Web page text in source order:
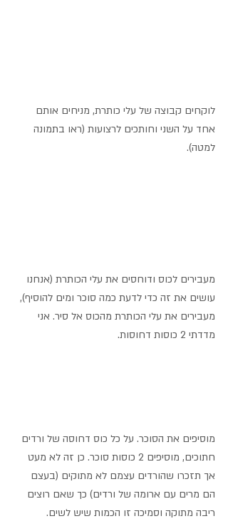
לוקחים קבוצה של עלי כותרת, מניחים אותם
אחד על השני וחותכים לרצועות (ראו בתמונה
למטה).
מעבירים לכוס ודוחסים את עלי הכותרת (אנחנו
עושים את זה כדי לדעת כמה סוכר ומים להוסיף),
מעבירים את עלי הכותרת מהכוס אל סיר. אני
מדדתי 2 כוסות דחוסות.
מוסיפים את הסוכר. על כל כוס דחוסה של ורדים
חתוכים, מוסיפים 2 כוסות סוכר. כן זה לא מעט
אך תזכרו שהורדים עצמם לא מתוקים (בעצם
הם מרים עם ארומה של ורדים) כך שאם רוצים
ריבה מתוקה וסמיכה זו הכמות שיש לשים.